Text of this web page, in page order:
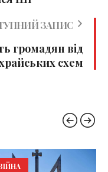
ЗАПИС
громадян від
схем